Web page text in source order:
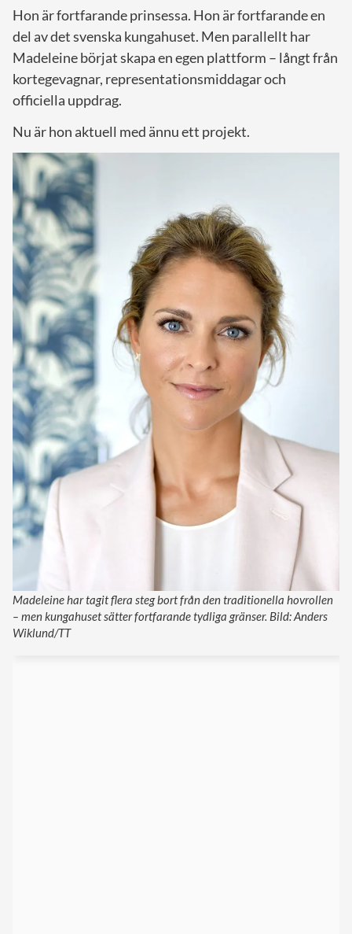
Hon är fortfarande prinsessa. Hon är fortfarande en
del av det svenska kungahuset. Men parallellt har
Madeleine börjat skapa en egen plattform – långt från
kortegevagnar, representationsmiddagar och
officiella uppdrag.
Nu är hon aktuell med ännu ett projekt.
Madeleine har tagit flera steg bort från den traditionella hovrollen
– men kungahuset sätter fortfarande tydliga gränser. Bild: Anders
Wiklund/TT